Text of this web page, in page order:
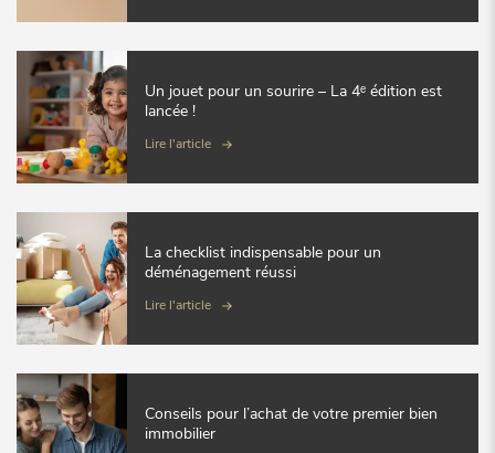
Un jouet pour un sourire – La 4ᵉ édition est
lancée !
Lire l'article
La checklist indispensable pour un
déménagement réussi
Lire l'article
Conseils pour l’achat de votre premier bien
immobilier